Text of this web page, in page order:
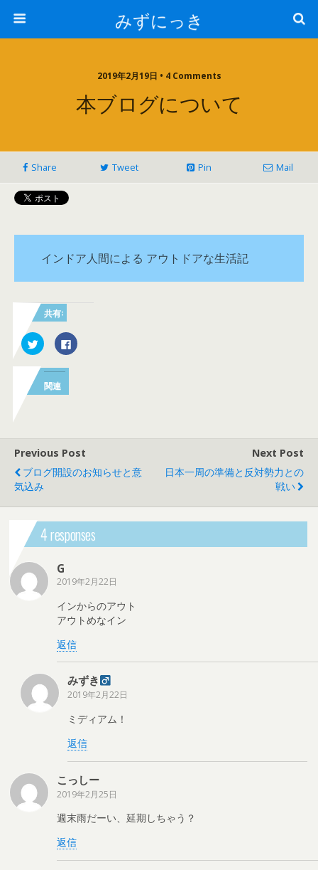
みずにっき
2019年2月19日 • 4 Comments
本ブログについて
Share Tweet Pin Mail
インドア人間による アウトドアな生活記
共有:
ク
リ
ク
し
て
T
で
共
有
(
新
し
ィ
ン
ド
ウ
開
き
す
)
F
a
に
は
ク
リ
く
さ
い
い
ウ
ン
ド
ウ
開
き
す
)
関連
Previous Post
ブログ開設のお知らせと意
気込み
Next Post
日本一周の準備と反対勢力との
戦い
4 responses
G
2019年2月22日
インからのアウト
アウトめなイン
返信
みずき
2019年2月22日
ミディアム！
返信
こっしー
2019年2月25日
週末雨だーい、延期しちゃう？
返信